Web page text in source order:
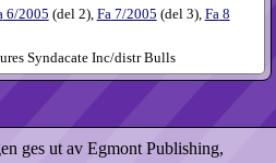
6​/2005 (del 2), Fa 7​/2005 (del 3), Fa 8​
Syndacate Inc/distr Bulls
ges ut av Egmont Publishing,